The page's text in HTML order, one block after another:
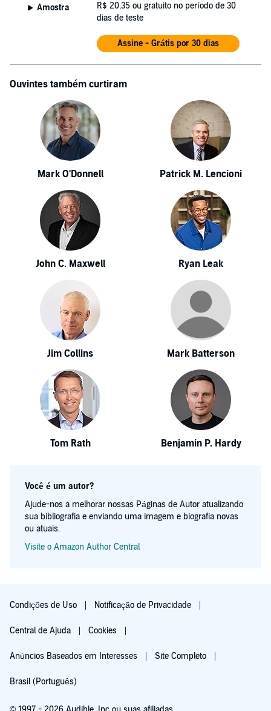
Amostra R$ 20,35 ou gratuito no período de 30
dias de teste
Assine - Grátis por 30 dias
Ouvintes também curtiram
Mark O'Donnell Patrick M. Lencioni
John C. Maxwell Ryan Leak
Jim Collins Mark Batterson
Tom Rath Benjamin P. Hardy
Você é um autor?
Ajude-nos a melhorar nossas Páginas de Autor atualizando
sua bibliografia e enviando uma imagem e biografia novas
ou atuais.
Visite o Amazon Author Central
Condições de Uso Notificação de Privacidade
Central de Ajuda Cookies
Anúncios Baseados em Interesses Site Completo
Brasil (Português)